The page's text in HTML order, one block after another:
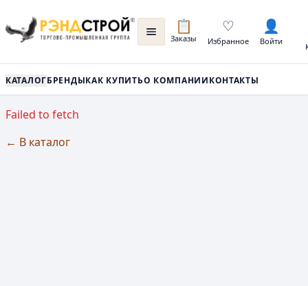
📋
Заказы
♡
Избранное
👤
Войти
КАТАЛОГБРЕНДЫКАК КУПИТЬО КОМПАНИИКОНТАКТЫ
Failed to fetch
← В каталог